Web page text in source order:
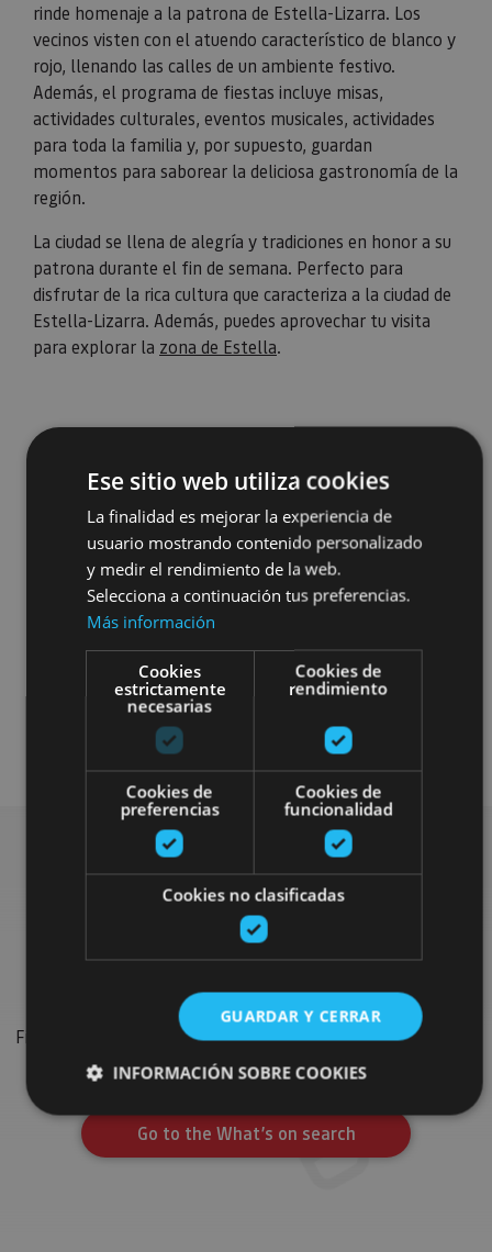
rinde homenaje a la patrona de Estella-Lizarra. Los
vecinos visten con el atuendo característico de blanco y
rojo, llenando las calles de un ambiente festivo.
Además, el programa de fiestas incluye misas,
actividades culturales, eventos musicales, actividades
para toda la familia y, por supuesto, guardan
momentos para saborear la deliciosa gastronomía de la
región.
La ciudad se llena de alegría y tradiciones en honor a su
patrona durante el fin de semana. Perfecto para
disfrutar de la rica cultura que caracteriza a la ciudad de
Estella-Lizarra. Además, puedes aprovechar tu visita
para explorar la zona de Estella.
Search for more
festivals and events
Find the most important festivals, shows and events on the
calendar to complete your trip in Navarre.
Go to the What’s on search
Ese sitio web utiliza cookies
La finalidad es mejorar la experiencia de
usuario mostrando contenido personalizado
y medir el rendimiento de la web.
Selecciona a continuación tus preferencias.
Más información
Cookies
estrictamente
necesarias
Cookies de
rendimiento
Cookies de
preferencias
Cookies de
funcionalidad
Cookies no clasificadas
GUARDAR Y CERRAR
INFORMACIÓN SOBRE COOKIES
Cookies estrictamente necesarias